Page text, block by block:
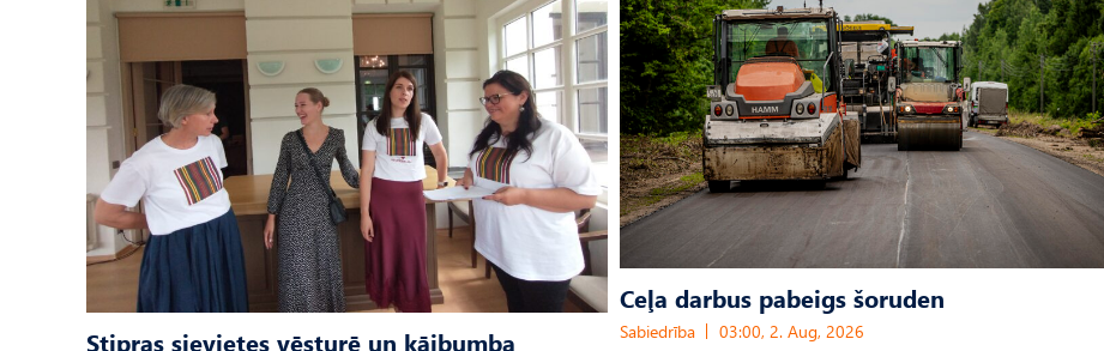
Stipras sievietes vēsturē un kājbumba
Ceļa darbus pabeigs šoruden
Sabiedrība 03:00, 2. Aug, 2026